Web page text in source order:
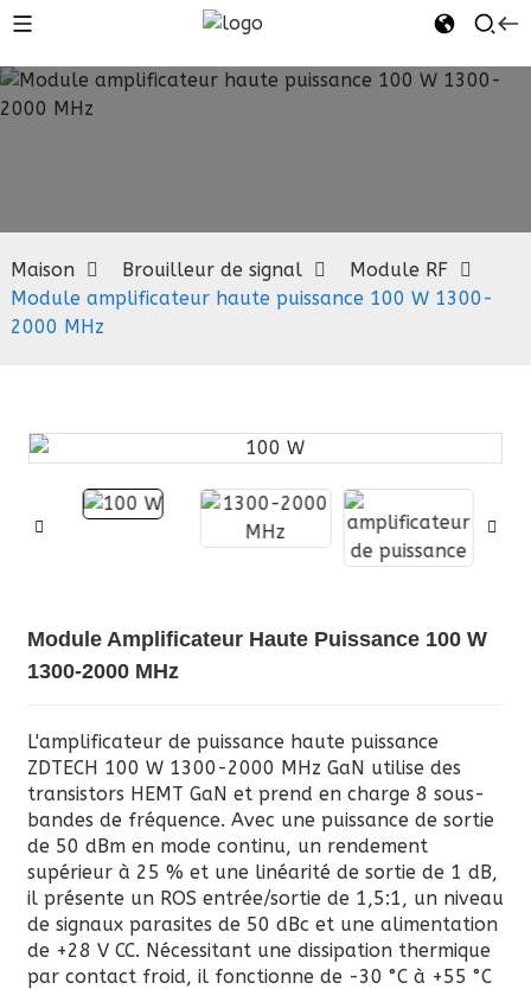
Maison Brouilleur de signal
Module RF
Module amplificateur haute puissance 100 W 1300-
2000 MHz
Module Amplificateur Haute Puissance 100 W
1300-2000 MHz
L'amplificateur de puissance haute puissance
ZDTECH 100 W 1300-2000 MHz GaN utilise des
transistors HEMT GaN et prend en charge 8 sous-
bandes de fréquence. Avec une puissance de sortie
de 50 dBm en mode continu, un rendement
supérieur à 25 % et une linéarité de sortie de 1 dB,
il présente un ROS entrée/sortie de 1,5:1, un niveau
de signaux parasites de 50 dBc et une alimentation
de +28 V CC. Nécessitant une dissipation thermique
par contact froid, il fonctionne de -30 °C à +55 °C